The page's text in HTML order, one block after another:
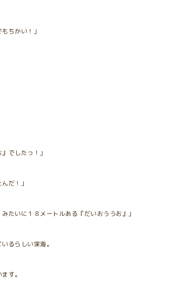
ちかい！」
でしたっ！」
だ！」
たいに１８メートルある『だいおううお』」
るらしい深海。
す。